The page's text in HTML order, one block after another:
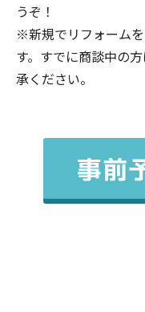
うぞ！
※新規でリフォーム
す。すでに商談中の
承ください。